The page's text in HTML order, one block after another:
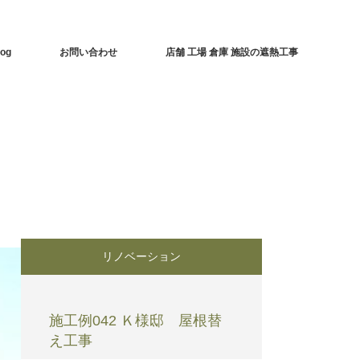
お問い合わせ 店舗 工場 倉庫 施設の遮熱工事
リノベーション
施工例042 Ｋ様邸 屋根替
え工事